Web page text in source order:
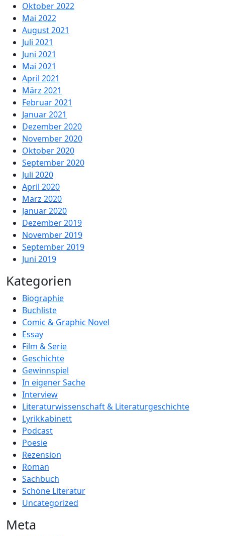
Oktober 2022
Mai 2022
August 2021
Juli 2021
Juni 2021
Mai 2021
April 2021
März 2021
Februar 2021
Januar 2021
Dezember 2020
November 2020
Oktober 2020
September 2020
Juli 2020
April 2020
März 2020
Januar 2020
Dezember 2019
November 2019
September 2019
Juni 2019
Kategorien
Biographie
Buchliste
Comic & Graphic Novel
Essay
Film & Serie
Geschichte
Gewinnspiel
In eigener Sache
Interview
Literaturwissenschaft & Literaturgeschichte
Lyrikkabinett
Podcast
Poesie
Rezension
Roman
Sachbuch
Schöne Literatur
Uncategorized
Meta